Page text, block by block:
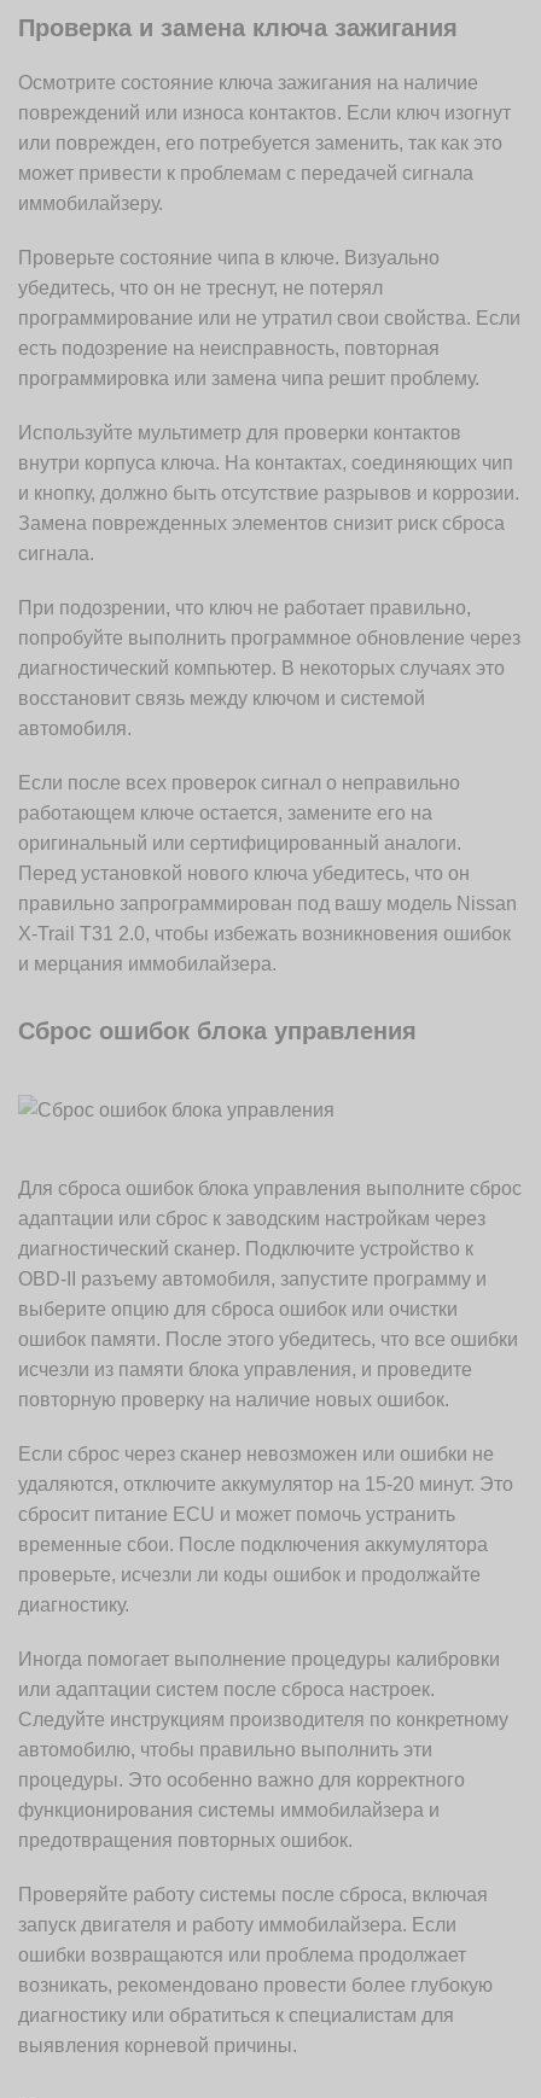
Проверка и замена ключа зажигания
Осмотрите состояние ключа зажигания на наличие
повреждений или износа контактов. Если ключ изогнут
или поврежден, его потребуется заменить, так как это
может привести к проблемам с передачей сигнала
иммобилайзеру.
Проверьте состояние чипа в ключе. Визуально
убедитесь, что он не треснут, не потерял
программирование или не утратил свои свойства. Если
есть подозрение на неисправность, повторная
программировка или замена чипа решит проблему.
Используйте мультиметр для проверки контактов
внутри корпуса ключа. На контактах, соединяющих чип
и кнопку, должно быть отсутствие разрывов и коррозии.
Замена поврежденных элементов снизит риск сброса
сигнала.
При подозрении, что ключ не работает правильно,
попробуйте выполнить программное обновление через
диагностический компьютер. В некоторых случаях это
восстановит связь между ключом и системой
автомобиля.
Если после всех проверок сигнал о неправильно
работающем ключе остается, замените его на
оригинальный или сертифицированный аналоги.
Перед установкой нового ключа убедитесь, что он
правильно запрограммирован под вашу модель Nissan
X-Trail T31 2.0, чтобы избежать возникновения ошибок
и мерцания иммобилайзера.
Сброс ошибок блока управления
Для сброса ошибок блока управления выполните сброс
адаптации или сброс к заводским настройкам через
диагностический сканер. Подключите устройство к
OBD-II разъему автомобиля, запустите программу и
выберите опцию для сброса ошибок или очистки
ошибок памяти. После этого убедитесь, что все ошибки
исчезли из памяти блока управления, и проведите
повторную проверку на наличие новых ошибок.
Если сброс через сканер невозможен или ошибки не
удаляются, отключите аккумулятор на 15-20 минут. Это
сбросит питание ECU и может помочь устранить
временные сбои. После подключения аккумулятора
проверьте, исчезли ли коды ошибок и продолжайте
диагностику.
Иногда помогает выполнение процедуры калибровки
или адаптации систем после сброса настроек.
Следуйте инструкциям производителя по конкретному
автомобилю, чтобы правильно выполнить эти
процедуры. Это особенно важно для корректного
функционирования системы иммобилайзера и
предотвращения повторных ошибок.
Проверяйте работу системы после сброса, включая
запуск двигателя и работу иммобилайзера. Если
ошибки возвращаются или проблема продолжает
возникать, рекомендовано провести более глубокую
диагностику или обратиться к специалистам для
выявления корневой причины.